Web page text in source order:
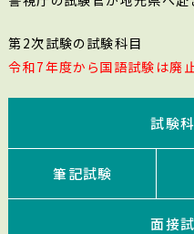
第2次試験の試験科目
令和7年度から国語試験は廃止
試験
筆記試験
面接